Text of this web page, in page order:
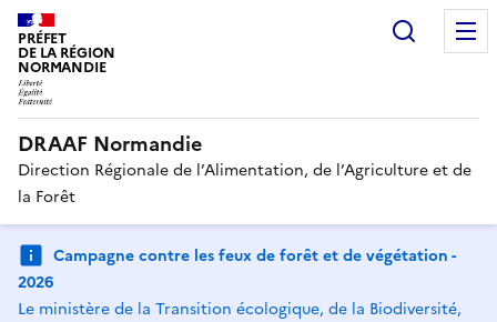
PRÉFET
DE LA RÉGION
NORMANDIE
DRAAF Normandie
Direction Régionale de l’Alimentation, de l’Agriculture et de
la Forêt
Campagne contre les feux de forêt et de végétation -
2026
Le ministère de la Transition écologique, de la Biodiversité,